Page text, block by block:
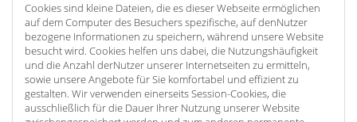
Cookies sind kleine Dateien, die es dieser Webseite ermöglichen
auf dem Computer des Besuchers spezifische, auf denNutzer
bezogene Informationen zu speichern, während unsere Website
besucht wird. Cookies helfen uns dabei, die Nutzungshäufigkeit
und die Anzahl derNutzer unserer Internetseiten zu ermitteln,
sowie unsere Angebote für Sie komfortabel und effizient zu
gestalten. Wir verwenden einerseits Session-Cookies, die
ausschließlich für die Dauer Ihrer Nutzung unserer Website